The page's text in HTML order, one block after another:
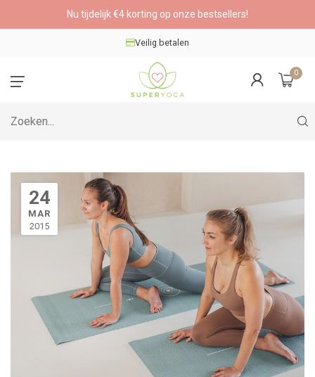
Nu tijdelijk €4 korting op onze bestsellers!
Veilig betalen
0
24
MAR
2015